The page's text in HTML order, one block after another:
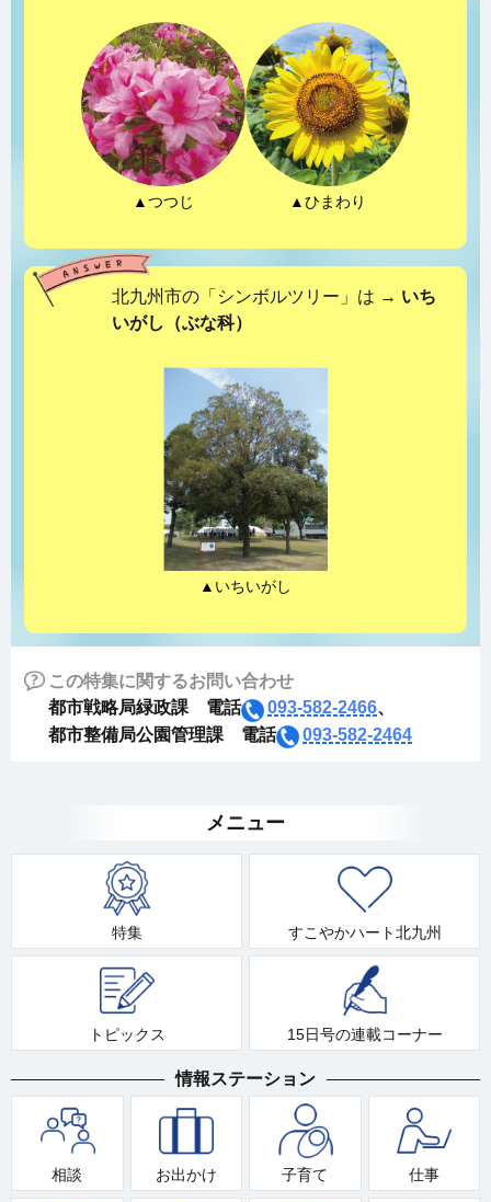
▲つつじ ▲ひまわり
北九州市の「シンボルツリー」は → いち
いがし（ぶな科）
▲いちいがし
この特集に関するお問い合わせ
都市戦略局緑政課 電話
093-582-2466、
都市整備局公園管理課 電話
093-582-2464
メニュー
特集 すこやかハート北九州
トピックス 15日号の連載コーナー
情報ステーション
相談 お出かけ 子育て 仕事